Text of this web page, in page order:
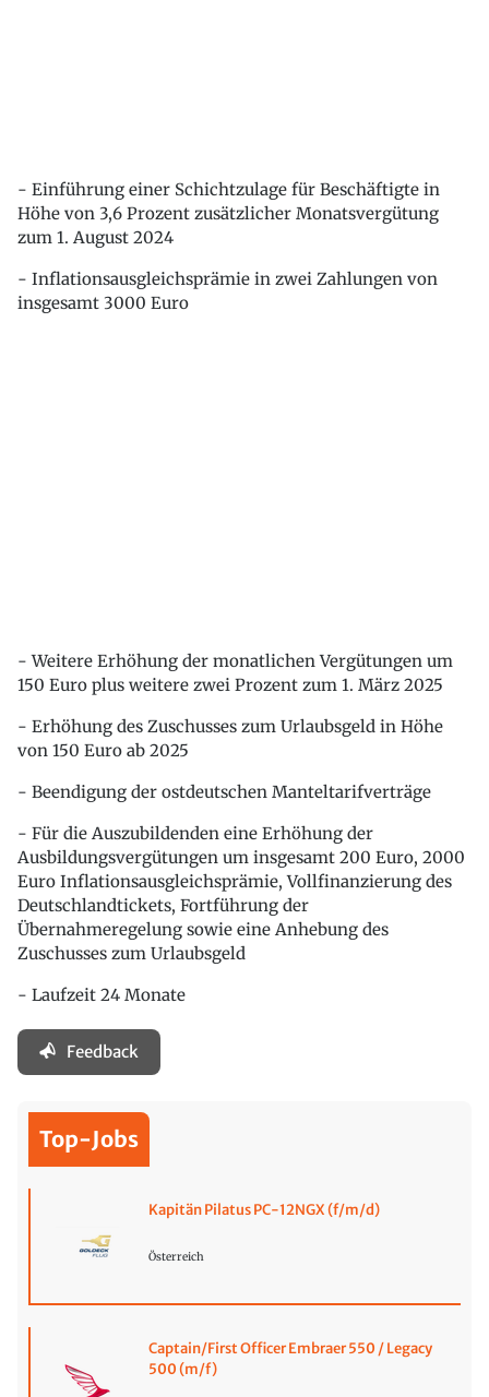
- Einführung einer Schichtzulage für Beschäftigte in
Höhe von 3,6 Prozent zusätzlicher Monatsvergütung
zum 1. August 2024
- Inflationsausgleichsprämie in zwei Zahlungen von
insgesamt 3000 Euro
- Weitere Erhöhung der monatlichen Vergütungen um
150 Euro plus weitere zwei Prozent zum 1. März 2025
- Erhöhung des Zuschusses zum Urlaubsgeld in Höhe
von 150 Euro ab 2025
- Beendigung der ostdeutschen Manteltarifverträge
- Für die Auszubildenden eine Erhöhung der
Ausbildungsvergütungen um insgesamt 200 Euro, 2000
Euro Inflationsausgleichsprämie, Vollfinanzierung des
Deutschlandtickets, Fortführung der
Übernahmeregelung sowie eine Anhebung des
Zuschusses zum Urlaubsgeld
- Laufzeit 24 Monate
Feedback
Top-Jobs
Kapitän Pilatus PC-12NGX (f/m/d)
Österreich
Captain/First Officer Embraer 550 / Legacy
500 (m/f)